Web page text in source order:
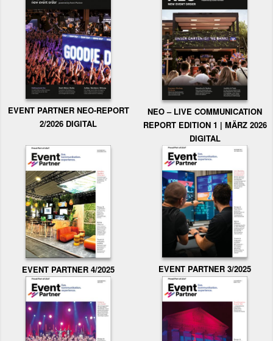
EVENT PARTNER NEO-REPORT
2/2026 DIGITAL
NEO – LIVE COMMUNICATION
REPORT EDITION 1 | MÄRZ 2026
DIGITAL
EVENT PARTNER 4/2025 EVENT PARTNER 3/2025